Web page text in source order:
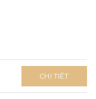
CHI TIẾT